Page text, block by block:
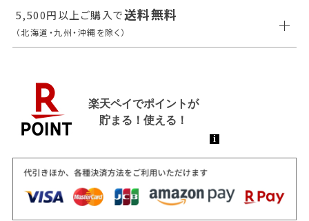
5,500円以上ご購入で送料無料
（北海道・九州・沖縄を除く）